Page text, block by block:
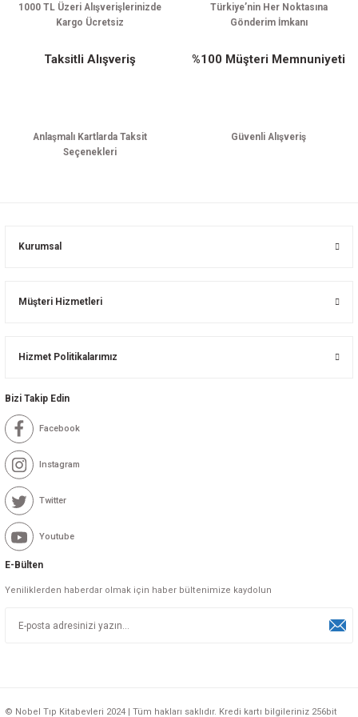
1000 TL Üzeri Alışverişlerinizde
Kargo Ücretsiz
Türkiye’nin Her Noktasına
Gönderim İmkanı
Taksitli Alışveriş
Anlaşmalı Kartlarda Taksit
Seçenekleri
%100 Müşteri Memnuniyeti
Güvenli Alışveriş
Kurumsal
Müşteri Hizmetleri
Hizmet Politikalarımız
Bizi Takip Edin
Facebook
Instagram
Twitter
Youtube
E-Bülten
Yeniliklerden haberdar olmak için haber bültenimize kaydolun
© Nobel Tıp Kitabevleri 2024 | Tüm hakları saklıdır. Kredi kartı bilgileriniz 256bit